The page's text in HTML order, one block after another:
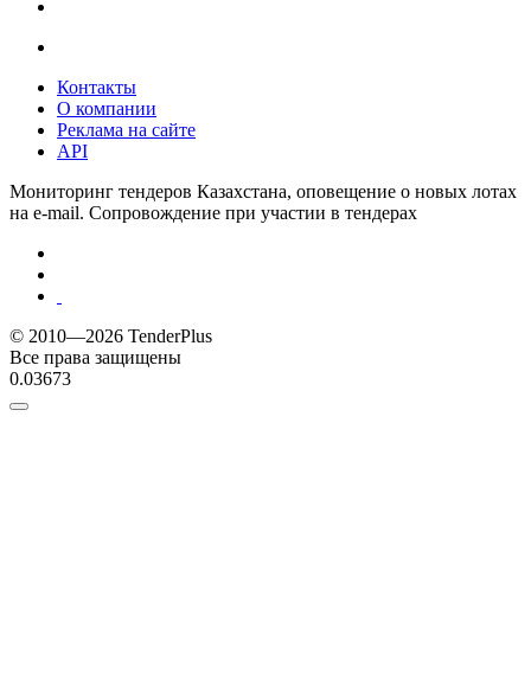
Контакты
О компании
Реклама на сайте
API
Мониторинг тендеров Казахстана, оповещение о новых лотах
на e-mail. Сопровождение при участии в тендерах
© 2010—2026 TenderPlus
Все права защищены
0.03673